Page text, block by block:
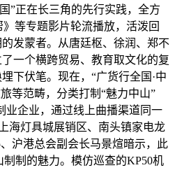
”正在长三角的先行实践，全方
等专题影片轮流播放，活泼回
发蒙者。从唐廷枢、徐润、郑不
一个横跨贸易、教育取文化的复
下伏笔。现在，“广货行全国·中
等范畴，分类打制“魅力中山”
业企业，通过线上曲播渠道同一
海灯具城展销区、南头镇家电龙
沪港总会副会长马景煊暗示，此
制的魅力。模仿巡查的KP50机